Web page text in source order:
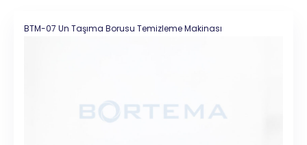
BTM-07 Un Taşıma Borusu Temizleme Makinası